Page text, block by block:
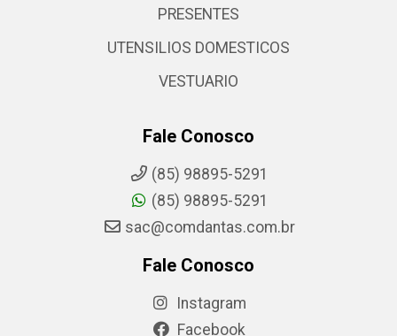
PRESENTES
UTENSILIOS DOMESTICOS
VESTUARIO
Fale Conosco
(85) 98895-5291
(85) 98895-5291
sac@comdantas.com.br
Fale Conosco
Instagram
Facebook